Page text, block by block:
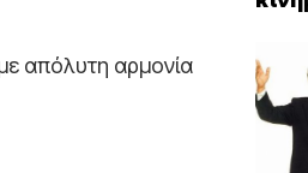
απόλυτη αρμονία